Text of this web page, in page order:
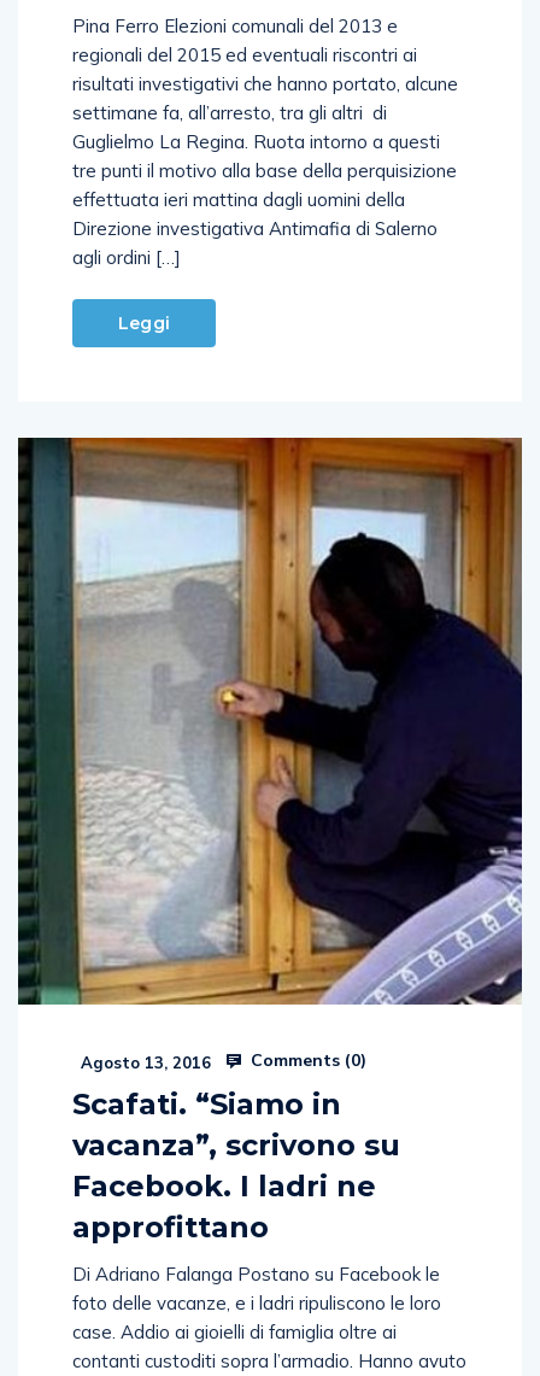
Pina Ferro Elezioni comunali del 2013 e
regionali del 2015 ed eventuali riscontri ai
risultati investigativi che hanno portato, alcune
settimane fa, all’arresto, tra gli altri di
Guglielmo La Regina. Ruota intorno a questi
tre punti il motivo alla base della perquisizione
effettuata ieri mattina dagli uomini della
Direzione investigativa Antimafia di Salerno
agli ordini […]
Leggi
Agosto 13, 2016 Comments (0)
Scafati. “Siamo in
vacanza”, scrivono su
Facebook. I ladri ne
approfittano
Di Adriano Falanga Postano su Facebook le
foto delle vacanze, e i ladri ripuliscono le loro
case. Addio ai gioielli di famiglia oltre ai
contanti custoditi sopra l’armadio. Hanno avuto